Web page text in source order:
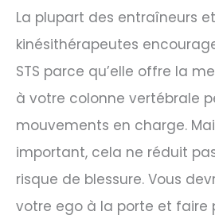
La plupart des entraîneurs
kinésithérapeutes
STS parce qu’elle offre la
à votre colonne vertébrale
mouvements en charge.
important, cela ne réduit
risque de blessure. Vous
votre ego à la porte et faire